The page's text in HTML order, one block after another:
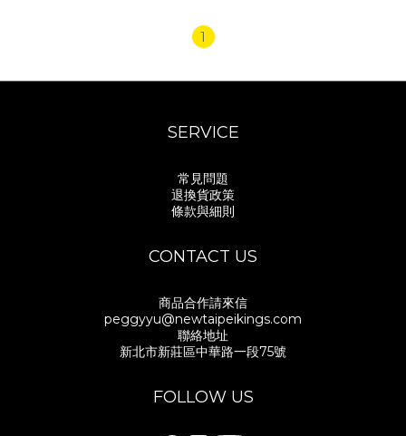
1
SERVICE
常見問題
退換貨政策
條款與細則
CONTACT US
商品合作請來信
peggyyu@newtaipeikings.com
聯絡地址
新北市新莊區中華路一段75號
FOLLOW US